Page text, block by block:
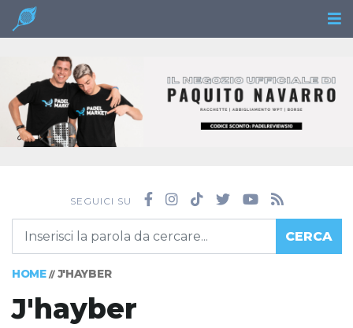
SEGUICI SU
CERCA
HOME// J'HAYBER
J'hayber